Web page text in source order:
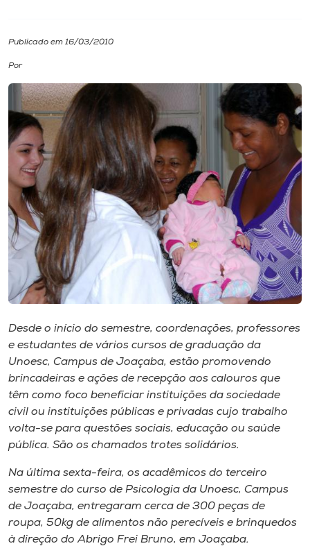
Cultura
CPA
Biblioteca
Editora
Rádio
Museu
Unoesc
Store
Selecione
o idioma
Publicado em 16/03/2010
Por
Desde o início do semestre, coordenações, professores
e estudantes de vários cursos de graduação da
Unoesc, Campus de Joaçaba, estão promovendo
brincadeiras e ações de recepção aos calouros que
têm como foco beneficiar instituições da sociedade
civil ou instituições públicas e privadas cujo trabalho
volta-se para questões sociais, educação ou saúde
pública. São os chamados trotes solidários.
Na última sexta-feira, os acadêmicos do terceiro
semestre do curso de Psicologia da Unoesc, Campus
de Joaçaba, entregaram cerca de 300 peças de
roupa, 50kg de alimentos não perecíveis e brinquedos
à direção do Abrigo Frei Bruno, em Joaçaba.